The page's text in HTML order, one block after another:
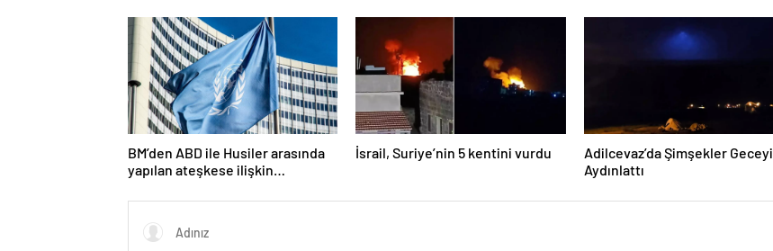
BM’den ABD ile Husiler arasında
yapılan ateşkese ilişkin
İsrail, Suriye’nin 5 kentini vurdu
Adilcevaz’da Şimşekler Geceyi
Aydınlattı